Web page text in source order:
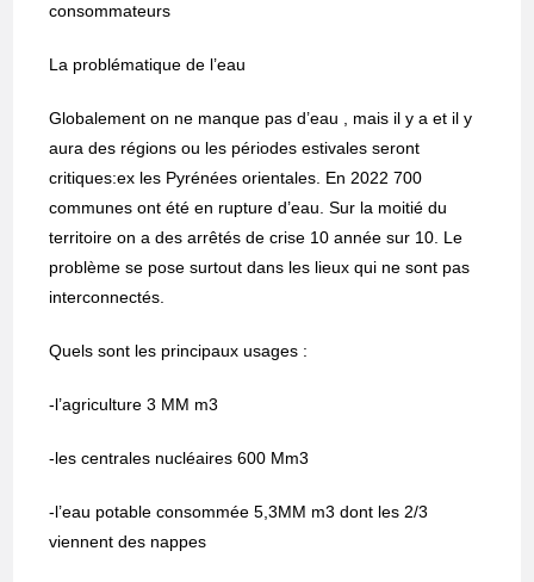
consommateurs
La problématique de l’eau
Globalement on ne manque pas d’eau , mais il y a et il y
aura des régions ou les périodes estivales seront
critiques:ex les Pyrénées orientales. En 2022 700
communes ont été en rupture d’eau. Sur la moitié du
territoire on a des arrêtés de crise 10 année sur 10. Le
problème se pose surtout dans les lieux qui ne sont pas
interconnectés.
Quels sont les principaux usages :
-l’agriculture 3 MM m3
-les centrales nucléaires 600 Mm3
-l’eau potable consommée 5,3MM m3 dont les 2/3
viennent des nappes